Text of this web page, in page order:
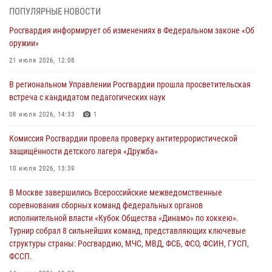
Росгвардейцы принимают участие в обеспечении общественной
02 августа 2026, 13:28
За минувшие сутки Псковские росгвардейцы выезжали два раза на
31 июля 2026, 13:53
В Санкт-Петербурге прошел окружной этап ежегодного
сотрудников вневедомственной охраны Росгвардии, Псковские
Росгвардейцы одержали победу
30 июля 2026, 05:10
Псковская Росгвардия приглашает на службу в подразделениях
вневедомственной охраны
ПОПУЛЯРНЫЕ НОВОСТИ
Росгвардия информирует об изменениях в Федеральном законе «Об
оружии»
21 июля 2026, 12:08
В региональном Управлении Росгвардии прошла просветительская
встреча с кандидатом педагогических наук
08 июля 2026, 14:33 1
Комиссия Росгвардии провела проверку антитеррористической
защищённости детского лагеря «Дружба»
10 июля 2026, 13:39
В Москве завершились Всероссийские межведомственные
соревнования сборных команд федеральных органов
исполнительной власти «Кубок Общества «Динамо» по хоккею».
Турнир собрал 8 сильнейших команд, представляющих ключевые
структуры страны: Росгвардию, МЧС, МВД, ФСБ, ФСО, ФСИН, ГУСП,
ФССП.